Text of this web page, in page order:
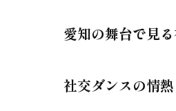
愛知の舞台で見
社交ダンスの情